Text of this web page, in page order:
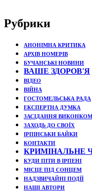
Рубрики
АНОНІМНА КРИТИКА
АРХІВ НОМЕРІВ
БУЧАНСЬКІ НОВИНИ
ВАШЕ ЗДОРОВ'Я
ВІДЕО
ВІЙНА
ГОСТОМЕЛЬСЬКА РАДА
ЕКСПЕРТНА ДУМКА
ЗАСІДАННЯ
ЗАХОДЬ ДО СВОЇХ
ІРПІНСЬКИ БАЙКИ
КОНТАКТИ
КРИМІНАЛЬНЕ
КУДИ ПІТИ В ІРПЕНІ
МІСЦЕ ПІД СОНЦЕМ
НАДЗВИЧАЙНІ ПОДЇЇ
НАШІ АВТОРИ